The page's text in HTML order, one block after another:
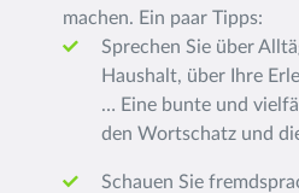
machen. Ein paar Tipps:
Sprechen Sie über
Haushalt, über Ihre
… Eine bunte und
den Wortschatz und
Schauen Sie